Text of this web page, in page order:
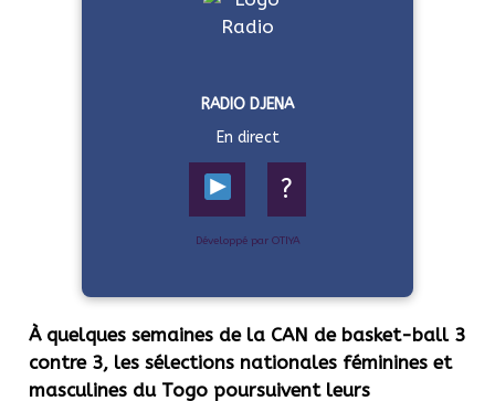
RADIO DJENA
En direct
?
Développé par OTIYA
À quelques semaines de la CAN de basket-ball 3
contre 3, les sélections nationales féminines et
masculines du Togo poursuivent leurs